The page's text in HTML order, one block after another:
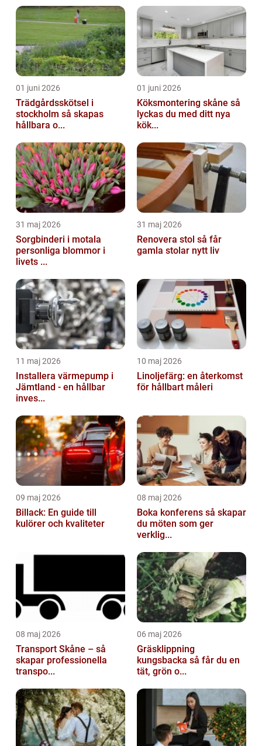
01 juni 2026
Trädgårdsskötsel i
stockholm så skapas
hållbara o...
01 juni 2026
Köksmontering skåne så
lyckas du med ditt nya
kök...
31 maj 2026
Sorgbinderi i motala
personliga blommor i
livets ...
31 maj 2026
Renovera stol så får
gamla stolar nytt liv
11 maj 2026
Installera värmepump i
Jämtland - en hållbar
inves...
10 maj 2026
Linoljefärg: en återkomst
för hållbart måleri
09 maj 2026
Billack: En guide till
kulörer och kvaliteter
08 maj 2026
Boka konferens så skapar
du möten som ger
verklig...
08 maj 2026
Transport Skåne – så
skapar professionella
transpo...
06 maj 2026
Gräsklippning
kungsbacka så får du en
tät, grön o...